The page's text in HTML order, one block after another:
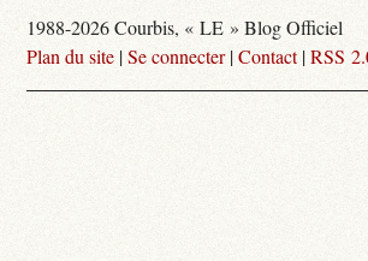
1988-2026 Courbis, « LE » Blog Officiel
Plan du site |Se connecter|Contact|RSS